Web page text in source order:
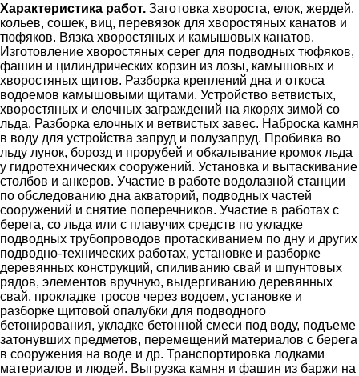
Характеристика работ. Заготовка хвороста, елок, жердей,
кольев, сошек, виц, перевязок для хворостяных канатов и
тюфяков. Вязка хворостяных и камышовых канатов.
Изготовление хворостяных серег для подводных тюфяков,
фашин и цилиндрических корзин из лозы, камышовых и
хворостяных щитов. Разборка креплений дна и откоса
водоемов камышовыми щитами. Устройство ветвистых,
хворостяных и елочных заграждений на якорях зимой со
льда. Разборка елочных и ветвистых завес. Наброска камня
в воду для устройства запруд и полузапруд. Пробивка во
льду лунок, борозд и прорубей и обкалывание кромок льда
у гидротехнических сооружений. Установка и вытаскивание
столбов и анкеров. Участие в работе водолазной станции
по обследованию дна акваторий, подводных частей
сооружений и снятие поперечников. Участие в работах с
берега, со льда или с плавучих средств по укладке
подводных трубопроводов протаскиванием по дну и других
подводно-технических работах, установке и разборке
деревянных конструкций, спиливанию свай и шпунтовых
рядов, элементов вручную, выдергиванию деревянных
свай, прокладке тросов через водоем, установке и
разборке щитовой опалубки для подводного
бетонирования, укладке бетонной смеси под воду, подъеме
затонувших предметов, перемещений материалов с берега
в сооружения на воде и др. Транспортировка лодками
материалов и людей. Выгрузка камня и фашин из баржи на